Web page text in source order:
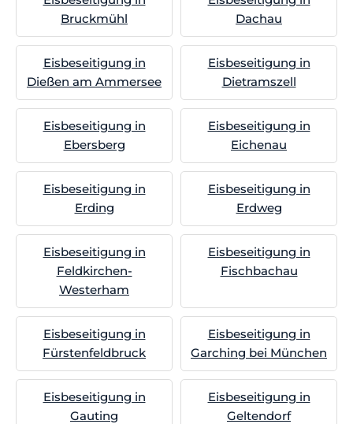
Bruckmühl
Dachau
Eisbeseitigung in
Dießen am Ammersee
Eisbeseitigung in
Dietramszell
Eisbeseitigung in
Ebersberg
Eisbeseitigung in
Eichenau
Eisbeseitigung in
Erding
Eisbeseitigung in
Erdweg
Eisbeseitigung in
Feldkirchen-
Westerham
Eisbeseitigung in
Fischbachau
Eisbeseitigung in
Fürstenfeldbruck
Eisbeseitigung in
Garching bei München
Eisbeseitigung in
Gauting
Eisbeseitigung in
Geltendorf